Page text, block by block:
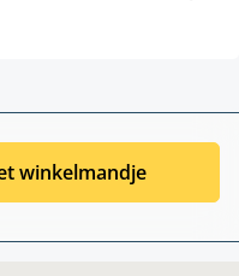
winkelmandje